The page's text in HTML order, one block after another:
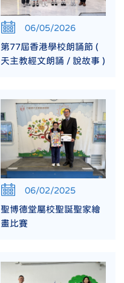
06/05/2026
第77屆香港學校朗誦節 (
天主教經文朗誦 / 說故事 )
06/02/2025
聖博德堂屬校聖誕聖家繪
畫比賽